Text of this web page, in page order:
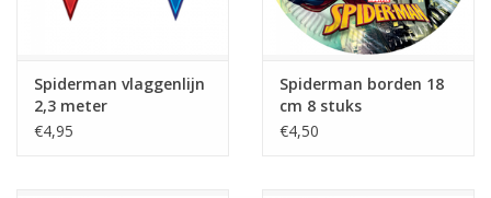
Spiderman vlaggenlijn
2,3 meter
€4,95
Spiderman borden 18
cm 8 stuks
€4,50